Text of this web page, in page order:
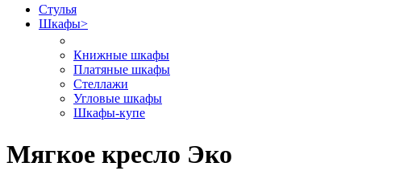
Стулья
Шкафы>
Книжные шкафы
Платяные шкафы
Стеллажи
Угловые шкафы
Шкафы-купе
Мягкое кресло Эко